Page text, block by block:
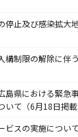
停止及び感染拡大
構制限の解除に伴
島県における緊急
て（6月18日掲載
ビスの実施につい